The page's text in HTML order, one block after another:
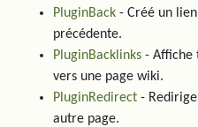
PluginBack - Créé un
précédente.
PluginBacklinks - Affiche
vers une page wiki.
PluginRedirect -
autre page.